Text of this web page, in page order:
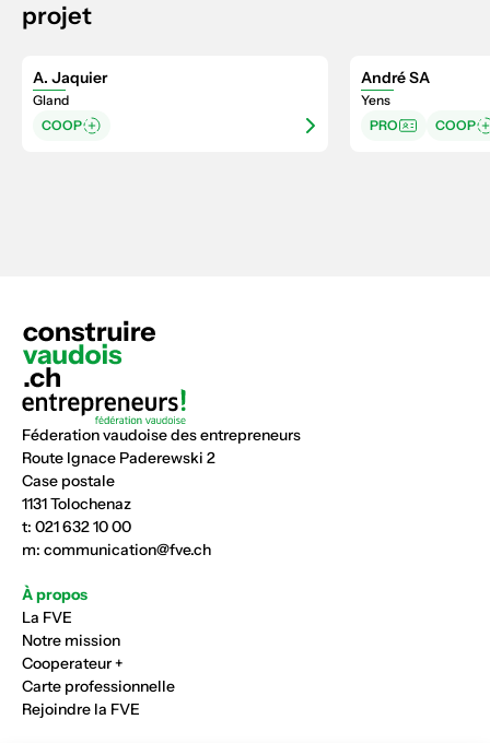
projet
A. Jaquier
Gland
COOP
André SA
Yens
PRO
COOP
Féderation vaudoise des entrepreneurs
Route Ignace Paderewski 2
Case postale
1131 Tolochenaz
t: 021 632 10 00
m: communication@fve.ch
À propos
La FVE
Notre mission
Cooperateur +
Carte professionnelle
Rejoindre la FVE